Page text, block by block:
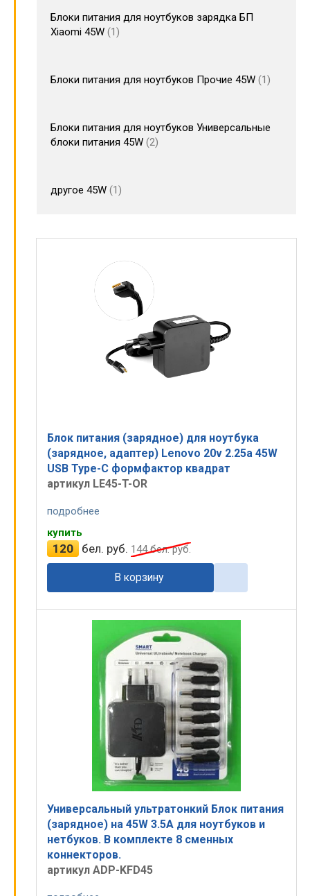
Блоки питания для ноутбуков зарядка БП
Xiaomi 45W 1
Блоки питания для ноутбуков Прочие 45W 1
Блоки питания для ноутбуков Универсальные
блоки питания 45W 2
другое 45W 1
Блок питания (зарядное) для ноутбука
(зарядное, адаптер) Lenovo 20v 2.25a 45W
USB Type-C формфактор квадрат
артикул LE45-T-OR
подробнее
купить
120 бел. руб. 144бел. руб.
В корзину
Универсальный ультратонкий Блок питания
(зарядное) на 45W 3.5A для ноутбуков и
нетбуков. В комплекте 8 сменных
коннекторов.
артикул ADP-KFD45